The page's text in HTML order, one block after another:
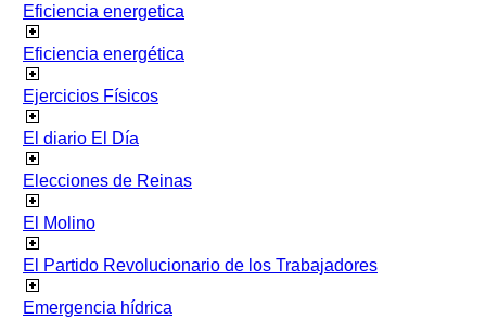
Eficiencia energetica
Eficiencia energética
Ejercicios Físicos
El diario El Día
Elecciones de Reinas
El Molino
El Partido Revolucionario de los Trabajadores
Emergencia hídrica